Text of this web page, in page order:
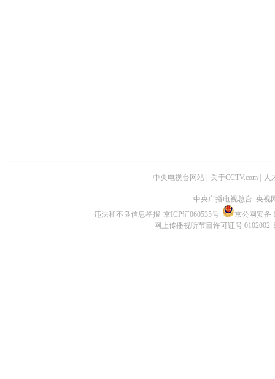
中央电视台网站 关于CCTV.com 人
中央广播电视总台 央视
违法和不良信息举报 京ICP证060535号
京公网安备
网上传播视听节目许可证号 0102002